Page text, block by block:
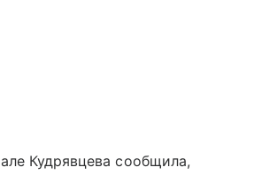
Кудрявцева сообщила,